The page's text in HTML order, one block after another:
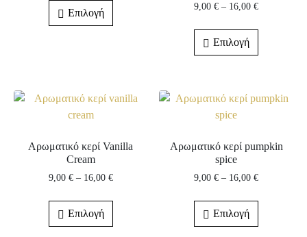
Επιλογή
9,00€ – 16,00€
Επιλογή
Αρωματικό κερί Vanilla
Cream
9,00 € – 16,00 €
Επιλογή
Αρωματικό κερί pumpkin
spice
9,00€ – 16,00€
Επιλογή